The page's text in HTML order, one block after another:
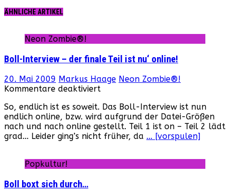
ÄHNLICHE ARTIKEL
Neon Zombie®!
Boll-Interview – der finale Teil ist nu‘ online!
20. Mai 2009 Markus Haage Neon Zombie®!
Kommentare deaktiviertfür
Interview
–
der
finale
ist
nu‘
So, endlich ist es soweit. Das Boll-Interview ist nun
endlich online, bzw. wird aufgrund der Datei-Größen
nach und nach online gestellt. Teil 1 ist on – Teil 2 lädt
grad… Leider ging’s nicht früher, da … [vorspulen]
Popkultur!
Boll boxt sich durch…